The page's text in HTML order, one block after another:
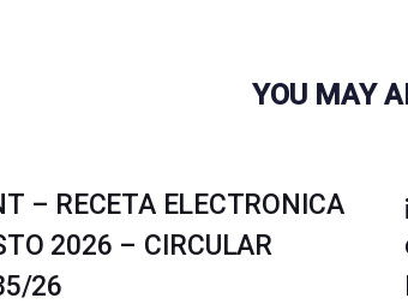
YOU MAY
– RECETA ELECTRONICA
2026 – CIRCULAR
26